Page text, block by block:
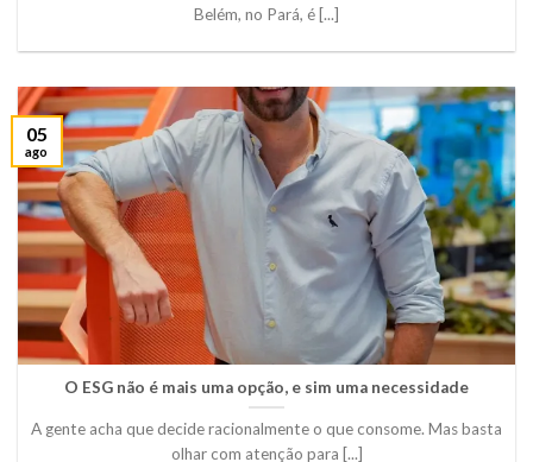
Belém, no Pará, é [...]
O ESG não é mais uma opção, e sim uma necessidade
A gente acha que decide racionalmente o que consome. Mas basta
olhar com atenção para [...]
05
ago